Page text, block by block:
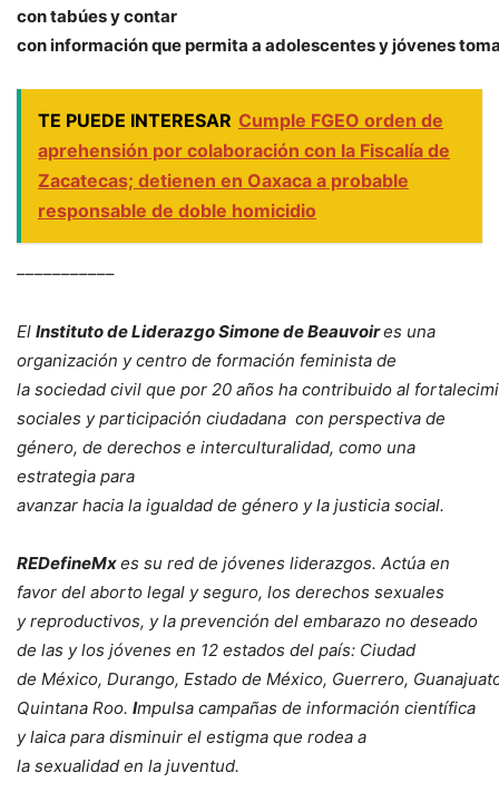
con tabúes y contar
coninformaciónquepermita a adolescentesyjóvenes
TE PUEDE INTERESAR Cumple FGEO orden de
aprehensión por colaboración con la Fiscalía de
Zacatecas; detienen en Oaxaca a probable
responsable de doble homicidio
–––––––––––
El Instituto de Liderazgo Simone de Beauvoires una
organización y centro de formación feminista de
la sociedad civil que por 20 años ha contribuido al
sociales y participación ciudadana con perspectiva de
género, de derechos e interculturalidad, como una
estrategia para
avanzar hacia la igualdad de género y la justicia social.
REDefineMxes su red de jóvenes liderazgos. Actúa en
favor del aborto legal y seguro, los derechos sexuales
y reproductivos, y la prevención del embarazo no deseado
de las y los jóvenes en 12 estados del país: Ciudad
de México, Durango, Estado de México, Guerrero,
Quintana Roo. Impulsa campañas de información científica
y laica para disminuir el estigma que rodea a
la sexualidad en la juventud.